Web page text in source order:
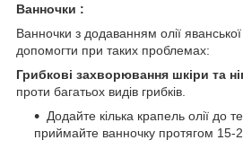
Ванночки :
Ванночки з додаванням олії
допомогти при таких проблемах:
Грибкові захворювання шкіри та
проти багатьох видів грибків.
Додайте кілька крапель олії до
приймайте ванночку протягом 15-